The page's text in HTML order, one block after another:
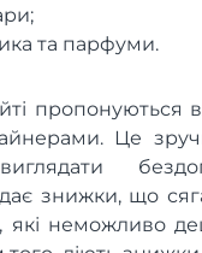
та парфуми.
пропонуються
Це
знижки, що
які неможливо